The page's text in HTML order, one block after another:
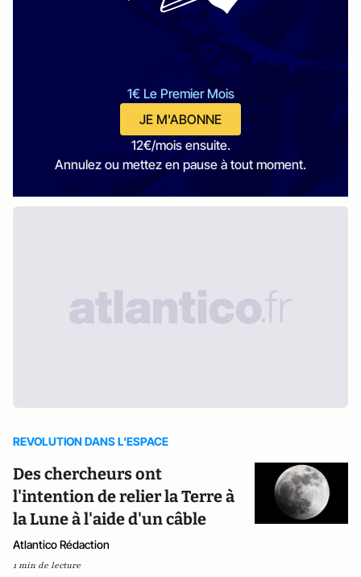
1€ Le Premier Mois
JE M'ABONNE
12€/mois ensuite.
Annulez ou mettez en pause à tout moment.
REVOLUTION DANS L'ESPACE
Des chercheurs ont
l'intention de relier la Terre à
la Lune à l'aide d'un câble
Atlantico Rédaction
1 min de lecture